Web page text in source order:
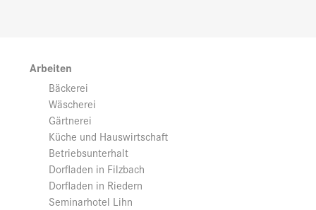
Arbeiten
Bäckerei
Wäscherei
Gärtnerei
Küche und Hauswirtschaft
Betriebsunterhalt
Dorfladen in Filzbach
Dorfladen in Riedern
Seminarhotel Lihn